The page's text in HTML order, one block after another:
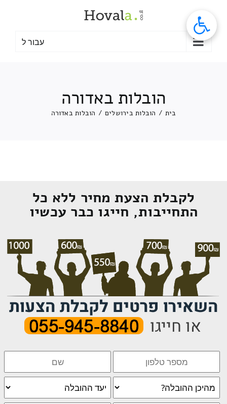
עבור ל
הובלות באדורה
בית / הובלות בירושלים / הובלות באדורה
לקבלת הצעת מחיר ללא כל
התחייבות, חייגו כבר עכשיו